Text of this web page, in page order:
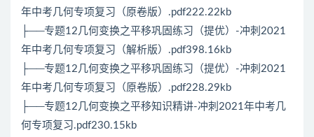
年中考几何专项复习（原卷版）.pdf222.22kb
├──专题12几何变换之平移巩固练习（提优）-冲刺2021
年中考几何专项复习（解析版）.pdf398.16kb
├──专题12几何变换之平移巩固练习（提优）-冲刺2021
年中考几何专项复习（原卷版）.pdf228.29kb
├──专题12几何变换之平移知识精讲-冲刺2021年中考几
何专项复习.pdf230.15kb